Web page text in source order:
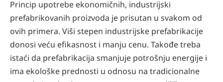
Princip upotrebe ekonomičnih, industrijski
prefabrikovanih proizvoda je prisutan u svakom od
ovih primera. Viši stepen industrijske prefabrikacije
donosi veću efikasnost i manju cenu. Takođe treba
istaći da prefabrikacija smanjuje potrošnju energije i
ima ekološke prednosti u odnosu na tradicionalne